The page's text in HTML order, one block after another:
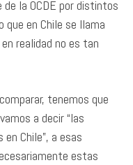
la OCDE por distintos
que en Chile se llama
realidad no es tan
tenemos que
a decir “las
Chile”, a esas
estas